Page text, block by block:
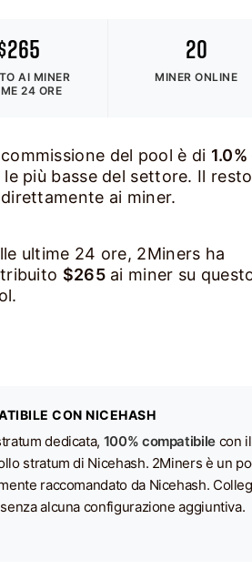
AI MINER
24 ORE
20
MINER ONLINE
del pool è di 1.0%
più basse del settore. Il resto
ai miner.
ultime 24 ore, 2Miners ha
$265ai miner su
CON NICEHASH
dedicata, 100% compatibilecon il
stratum di Nicehash. 2Miners è un
raccomandato da Nicehash.
alcuna configurazione aggiuntiva.